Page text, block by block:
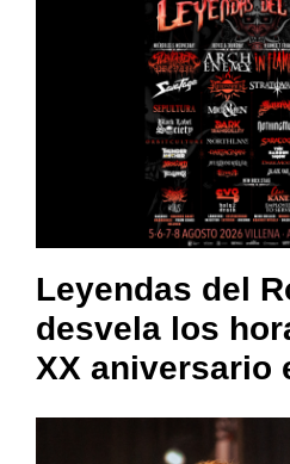
Leyendas del
desvela los
XX aniversario